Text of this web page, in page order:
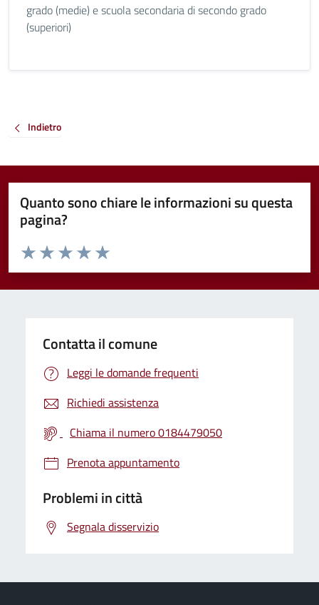
grado (medie) e scuola secondaria di secondo grado
(superiori)
Indietro
Quanto sono chiare le informazioni su questa
pagina?
Valuta da 1 a 5 stelle la pagina
Valuta 5 stelle su 5
Valuta 4 stelle su 5
Valuta 3 stelle su 5
Valuta 2 stelle su 5
Valuta 1 stelle su 5
Contatta il comune
Leggi le domande frequenti
Richiedi assistenza
Chiama il numero 0184479050
Prenota appuntamento
Problemi in città
Segnala disservizio